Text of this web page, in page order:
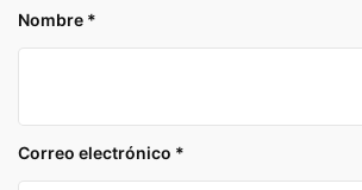
Nombre *
Correo electrónico *